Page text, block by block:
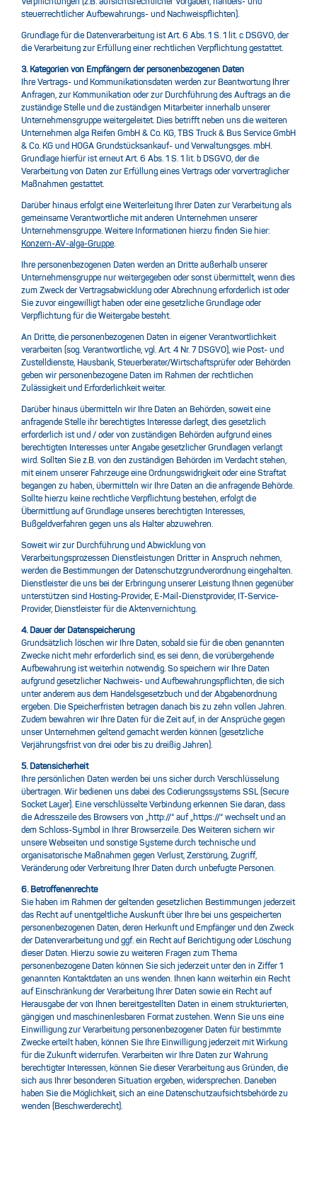
Verpflichtungen (z.B. aufsichtsrechtlicher Vorgaben, handels- und
steuerrechtlicher Aufbewahrungs- und Nachweispflichten).
Grundlage für die Datenverarbeitung ist Art. 6 Abs. 1 S. 1 lit. c DSGVO, der
die Verarbeitung zur Erfüllung einer rechtlichen Verpflichtung gestattet.
3. Kategorien von Empfängern der personenbezogenen Daten
Ihre Vertrags- und Kommunikationsdaten werden zur Beantwortung Ihrer
Anfragen, zur Kommunikation oder zur Durchführung des Auftrags an die
zuständige Stelle und die zuständigen Mitarbeiter innerhalb unserer
Unternehmensgruppe weitergeleitet. Dies betrifft neben uns die weiteren
Unternehmen alga Reifen GmbH & Co. KG, TBS Truck & Bus Service GmbH
& Co. KG und HOGA Grundstücksankauf- und Verwaltungsges. mbH.
Grundlage hierfür ist erneut Art. 6 Abs. 1 S. 1 lit. b DSGVO, der die
Verarbeitung von Daten zur Erfüllung eines Vertrags oder vorvertraglicher
Maßnahmen gestattet.
Darüber hinaus erfolgt eine Weiterleitung Ihrer Daten zur Verarbeitung als
gemeinsame Verantwortliche mit anderen Unternehmen unserer
Unternehmensgruppe. Weitere Informationen hierzu finden Sie hier:
Konzern-AV-alga-Gruppe.
Ihre personenbezogenen Daten werden an Dritte außerhalb unserer
Unternehmensgruppe nur weitergegeben oder sonst übermittelt, wenn dies
zum Zweck der Vertragsabwicklung oder Abrechnung erforderlich ist oder
Sie zuvor eingewilligt haben oder eine gesetzliche Grundlage oder
Verpflichtung für die Weitergabe besteht.
An Dritte, die personenbezogenen Daten in eigener Verantwortlichkeit
verarbeiten (sog. Verantwortliche, vgl. Art. 4 Nr. 7 DSGVO), wie Post- und
Zustelldienste, Hausbank, Steuerberater/Wirtschaftsprüfer oder Behörden
geben wir personenbezogene Daten im Rahmen der rechtlichen
Zulässigkeit und Erforderlichkeit weiter.
Darüber hinaus übermitteln wir Ihre Daten an Behörden, soweit eine
anfragende Stelle ihr berechtigtes Interesse darlegt, dies gesetzlich
erforderlich ist und / oder von zuständigen Behörden aufgrund eines
berechtigten Interesses unter Angabe gesetzlicher Grundlagen verlangt
wird. Sollten Sie z.B. von den zuständigen Behörden im Verdacht stehen,
mit einem unserer Fahrzeuge eine Ordnungswidrigkeit oder eine Straftat
begangen zu haben, übermitteln wir Ihre Daten an die anfragende Behörde.
Sollte hierzu keine rechtliche Verpflichtung bestehen, erfolgt die
Übermittlung auf Grundlage unseres berechtigten Interesses,
Bußgeldverfahren gegen uns als Halter abzuwehren.
Soweit wir zur Durchführung und Abwicklung von
Verarbeitungsprozessen Dienstleistungen Dritter in Anspruch nehmen,
werden die Bestimmungen der Datenschutzgrundverordnung eingehalten.
Dienstleister die uns bei der Erbringung unserer Leistung Ihnen gegenüber
unterstützen sind Hosting-Provider, E-Mail-Dienstprovider, IT-Service-
Provider, Dienstleister für die Aktenvernichtung.
4. Dauer der Datenspeicherung
Grundsätzlich löschen wir Ihre Daten, sobald sie für die oben genannten
Zwecke nicht mehr erforderlich sind, es sei denn, die vorübergehende
Aufbewahrung ist weiterhin notwendig. So speichern wir Ihre Daten
aufgrund gesetzlicher Nachweis- und Aufbewahrungspflichten, die sich
unter anderem aus dem Handelsgesetzbuch und der Abgabenordnung
ergeben. Die Speicherfristen betragen danach bis zu zehn vollen Jahren.
Zudem bewahren wir Ihre Daten für die Zeit auf, in der Ansprüche gegen
unser Unternehmen geltend gemacht werden können (gesetzliche
Verjährungsfrist von drei oder bis zu dreißig Jahren).
5. Datensicherheit
Ihre persönlichen Daten werden bei uns sicher durch Verschlüsselung
übertragen. Wir bedienen uns dabei des Codierungssystems SSL (Secure
Socket Layer). Eine verschlüsselte Verbindung erkennen Sie daran, dass
die Adresszeile des Browsers von „http://“ auf „https://“ wechselt und an
dem Schloss-Symbol in Ihrer Browserzeile. Des Weiteren sichern wir
unsere Webseiten und sonstige Systeme durch technische und
organisatorische Maßnahmen gegen Verlust, Zerstörung, Zugriff,
Veränderung oder Verbreitung Ihrer Daten durch unbefugte Personen.
6. Betroffenenrechte
Sie haben im Rahmen der geltenden gesetzlichen Bestimmungen jederzeit
das Recht auf unentgeltliche Auskunft über Ihre bei uns gespeicherten
personenbezogenen Daten, deren Herkunft und Empfänger und den Zweck
der Datenverarbeitung und ggf. ein Recht auf Berichtigung oder Löschung
dieser Daten. Hierzu sowie zu weiteren Fragen zum Thema
personenbezogene Daten können Sie sich jederzeit unter den in Ziffer 1
genannten Kontaktdaten an uns wenden. Ihnen kann weiterhin ein Recht
auf Einschränkung der Verarbeitung Ihrer Daten sowie ein Recht auf
Herausgabe der von Ihnen bereitgestellten Daten in einem strukturierten,
gängigen und maschinenlesbaren Format zustehen. Wenn Sie uns eine
Einwilligung zur Verarbeitung personenbezogener Daten für bestimmte
Zwecke erteilt haben, können Sie Ihre Einwilligung jederzeit mit Wirkung
für die Zukunft widerrufen. Verarbeiten wir Ihre Daten zur Wahrung
berechtigter Interessen, können Sie dieser Verarbeitung aus Gründen, die
sich aus Ihrer besonderen Situation ergeben, widersprechen. Daneben
haben Sie die Möglichkeit, sich an eine Datenschutzaufsichtsbehörde zu
wenden (Beschwerderecht).